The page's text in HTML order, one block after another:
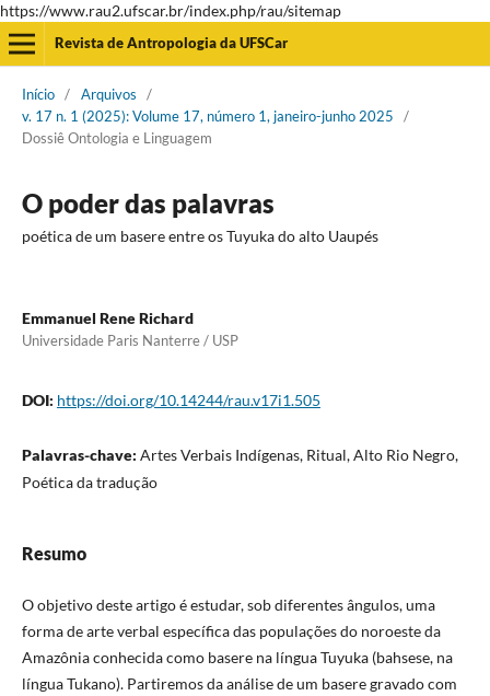
https://www.rau2.ufscar.br/index.php/rau/sitemap
Revista de Antropologia da UFSCar
Início / Arquivos
/
v. 17 n. 1 (2025): Volume 17, número 1, janeiro-junho 2025
/
Dossiê Ontologia e Linguagem
O poder das palavras
poética de um basere entre os Tuyuka do alto Uaupés
Emmanuel Rene Richard
Universidade Paris Nanterre / USP
DOI: https://doi.org/10.14244/rau.v17i1.505
Palavras-chave: Artes Verbais Indígenas, Ritual, Alto Rio Negro,
Poética da tradução
Resumo
O objetivo deste artigo é estudar, sob diferentes ângulos, uma
forma de arte verbal específica das populações do noroeste da
Amazônia conhecida como basere na língua Tuyuka (bahsese, na
língua Tukano). Partiremos da análise de um basere gravado com